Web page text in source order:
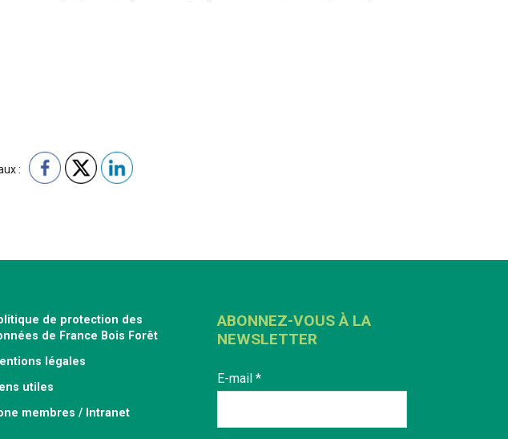
:
de protection des
de France Bois Forêt
légales
utiles
membres / Intranet
ABONNEZ-VOUS À LA
NEWSLETTER
E-mail *